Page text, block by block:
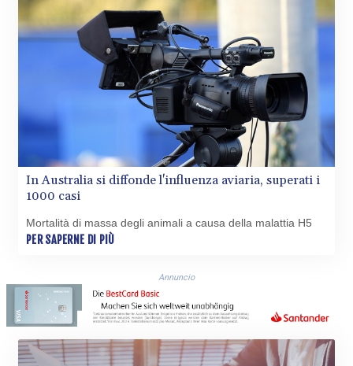
QAR 4.213648
RON 5.244583
RSD 117.338542
RUB 94.679224
RWF
1694.978938
SAR 4.345489
SBD 9.325039
SCR 16.705092
SDG 694.263698
SEK 10.961095
SLE 28.445176
STD
STN 24.499696
SVC 10.085875
SZL 18.722767
THB 38.210709
In Australia si diffonde l'influenza aviaria, superati i
1000 casi
Mortalità di massa degli animali a causa della malattia H5
PER SAPERNE DI PIÙ
Annuncio